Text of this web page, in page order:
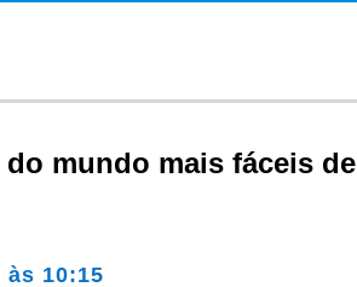
mundo mais fáceis de
às 10:15